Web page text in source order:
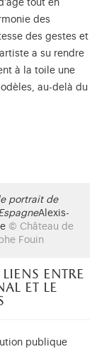
tout en
des
des gestes et
a su rendre
à la toile une
au-delà du
portrait de
Alexis-
© Château de
Fouin
entre
et le
publique